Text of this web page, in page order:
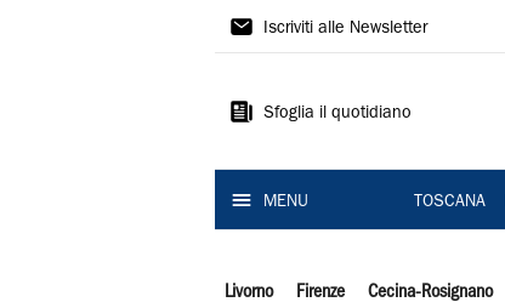
Il
Iscriviti alle Newsletter
Sfoglia il quotidiano
MENU TOSCANA
Livorno Firenze Cecina-Rosignano